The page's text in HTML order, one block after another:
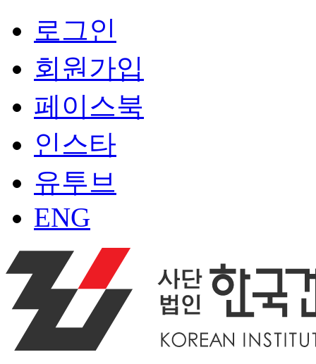
로그인
회원가입
페이스북
인스타
유투브
ENG